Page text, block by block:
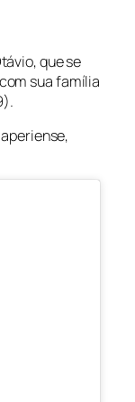
que se
sua família